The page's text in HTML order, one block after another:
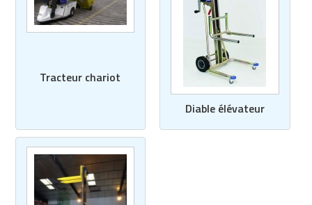
Tracteur chariot
Diable élévateur